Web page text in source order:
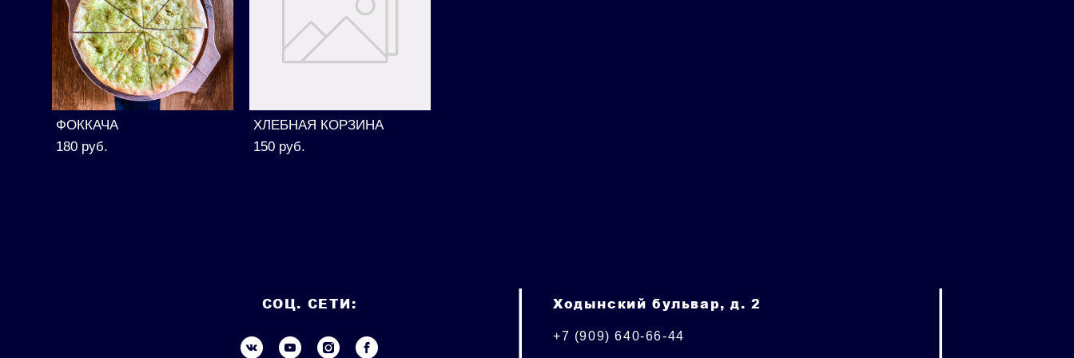
ФОККАЧА
180 pуб.
ХЛЕБНАЯ КОРЗИНА
150 pуб.
СОЦ. СЕТИ: Ходынский бульвар, д. 2
+7 (909) 640-66-44